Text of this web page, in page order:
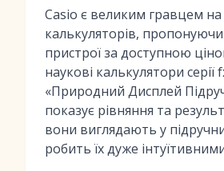
Casio є великим гравцем
калькуляторів,
пристрої за доступною
наукові калькулятори
«Природний Дисплей
показує рівняння та
вони виглядають у
робить їх дуже